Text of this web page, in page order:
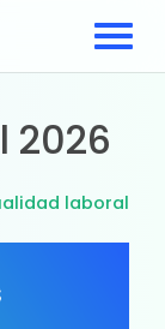
2026
laboral